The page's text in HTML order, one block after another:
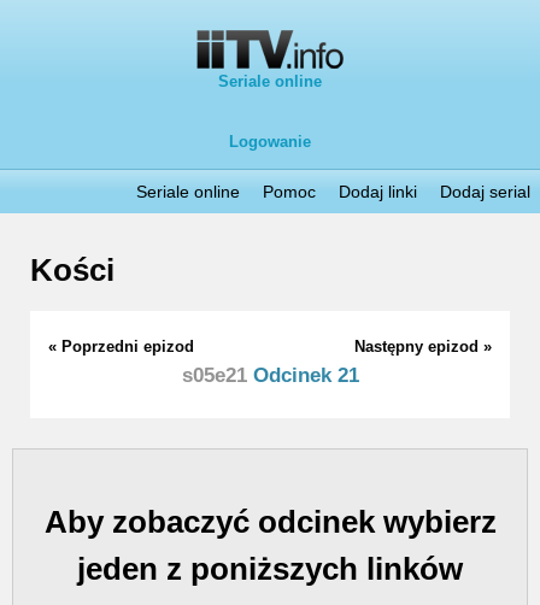
Seriale online
Logowanie
Seriale online Pomoc Dodaj linki Dodaj serial
Kości
« Poprzedni epizod Następny epizod »
s05e21Odcinek 21
Aby zobaczyć odcinek wybierz
jeden z poniższych linków